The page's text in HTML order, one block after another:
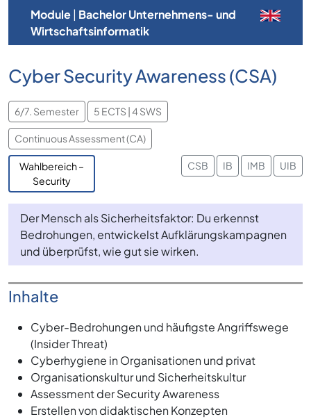
Module| Bachelor Unternehmens- und
Wirtschaftsinformatik
Cyber Security Awareness (CSA)
6/7. Semester 5 ECTS | 4 SWS
Continuous Assessment (CA)
Wahlbereich –
Security
CSB IB IMB UIB
Der Mensch als Sicherheitsfaktor: Du erkennst
Bedrohungen, entwickelst Aufklärungskampagnen
und überprüfst, wie gut sie wirken.
Inhalte
Cyber-Bedrohungen und häufigste Angriffswege
(Insider Threat)
Cyberhygiene in Organisationen und privat
Organisationskultur und Sicherheitskultur
Assessment der Security Awareness
Erstellen von didaktischen Konzepten